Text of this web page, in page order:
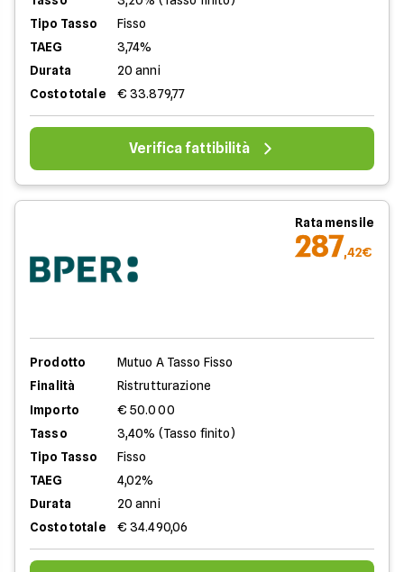
Tipo Tasso
Fisso
TAEG
3,74%
Durata
20 anni
Costo totale
€ 33.879,77
Verifica fattibilità
Rata mensile
287,42€
Prodotto
Mutuo A Tasso Fisso
Finalità
Ristrutturazione
Importo
€ 50.000
Tasso
3,40% (Tasso finito)
Tipo Tasso
Fisso
TAEG
4,02%
Durata
20 anni
Costo totale
€ 34.490,06